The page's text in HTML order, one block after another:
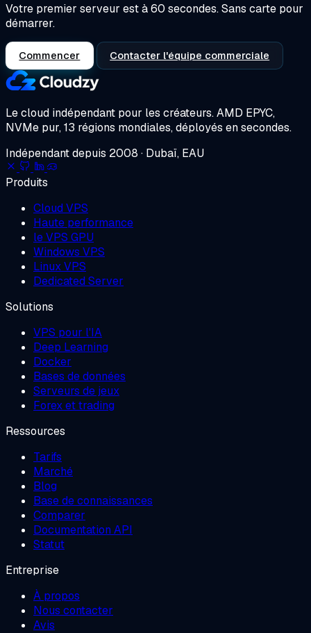
Votre premier serveur est à 60 secondes. Sans carte pour
démarrer.
Commencer Contacter l'équipe commerciale
Le cloud indépendant pour les créateurs.AMD EPYC,
NVMe pur, 13 régions mondiales, déployés en secondes.
Indépendant depuis 2008 · Dubaï, EAU
Produits
Cloud VPS
Haute performance
le VPS GPU
Windows VPS
Linux VPS
Dedicated Server
Solutions
VPS pour l'IA
Deep Learning
Docker
Bases de données
Serveurs de jeux
Forex et trading
Ressources
Tarifs
Marché
Blog
Base de connaissances
Comparer
Documentation API
Statut
Entreprise
À propos
Nous contacter
Avis